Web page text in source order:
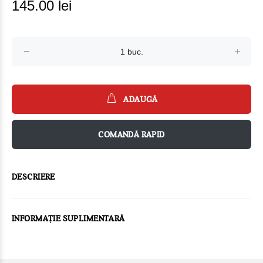
145.00 lei
ADAUGĂ
COMANDĂ RAPID
DESCRIERE
INFORMAȚIE SUPLIMENTARĂ